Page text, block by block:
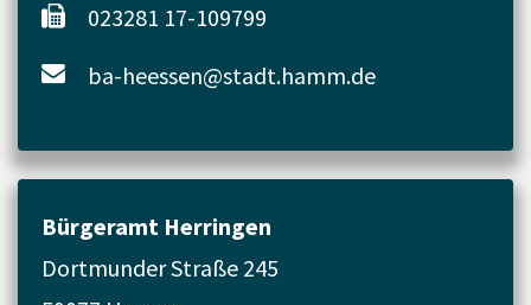
023281 17-109799
ba-heessen@stadt.hamm.de
Bürgeramt Herringen
Dortmunder Straße 245